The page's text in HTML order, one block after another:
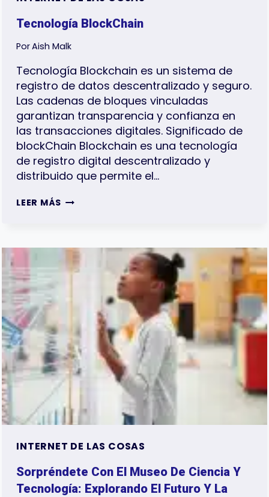
Tecnología BlockChain
PorAish Malk
Tecnología Blockchain es un sistema de
registro de datos descentralizado y seguro.
Las cadenas de bloques vinculadas
garantizan transparencia y confianza en
las transacciones digitales. Significado de
blockChain Blockchain es una tecnología
de registro digital descentralizado y
distribuido que permite el…
LEER MÁSTECNOLOGÍA
INTERNET DE LAS COSAS
Sorpréndete Con El Museo De Ciencia Y
Tecnología: Explorando El Futuro Y La